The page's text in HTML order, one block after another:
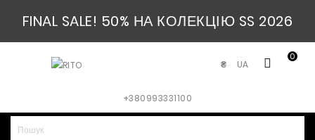
FINAL SALE! 50% НА КОЛЕКЦІЮ SS 2026
0
UA
₴
+380993331100